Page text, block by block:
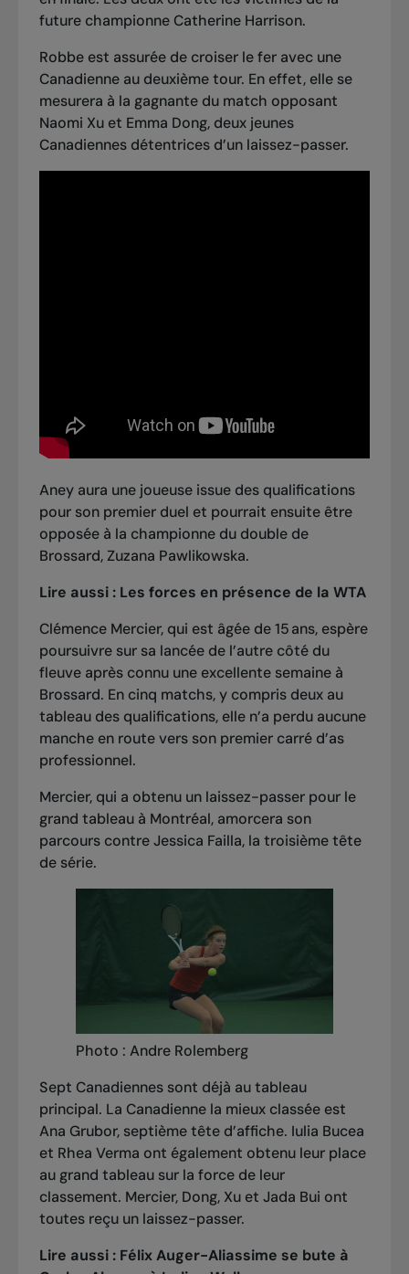
future championne Catherine Harrison.
Robbe est assurée de croiser le fer avec une
Canadienne au deuxième tour. En effet, elle se
mesurera à la gagnante du match opposant
Naomi Xu et Emma Dong, deux jeunes
Canadiennes détentrices d’un laissez-passer.
Aney aura une joueuse issue des qualifications
pour son premier duel et pourrait ensuite être
opposée à la championne du double de
Brossard, Zuzana Pawlikowska.
Lire aussi : Les forces en présence de la WTA
Clémence Mercier, qui est âgée de 15 ans, espère
poursuivre sur sa lancée de l’autre côté du
fleuve après connu une excellente semaine à
Brossard. En cinq matchs, y compris deux au
tableau des qualifications, elle n’a perdu aucune
manche en route vers son premier carré d’as
professionnel.
Mercier, qui a obtenu un laissez-passer pour le
grand tableau à Montréal, amorcera son
parcours contre Jessica Failla, la troisième tête
de série.
Photo : Andre Rolemberg
Sept Canadiennes sont déjà au tableau
principal. La Canadienne la mieux classée est
Ana Grubor, septième tête d’affiche. Iulia Bucea
et Rhea Verma ont également obtenu leur place
au grand tableau sur la force de leur
classement. Mercier, Dong, Xu et Jada Bui ont
toutes reçu un laissez-passer.
Lire aussi : Félix Auger-Aliassime se bute à